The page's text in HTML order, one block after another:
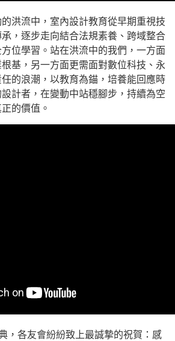
洪流中，室內設計教育從早期重視技
，逐步走向結合法規素養、跨域整合
位學習。站在洪流中的我們，一方面
基，另一方面更需面對數位科技、永
的浪潮，以教育為錨，培養能回應時
計者，在變動中站穩腳步，持續為空
的價值。
，各友會紛紛致上最誠摯的祝賀：感